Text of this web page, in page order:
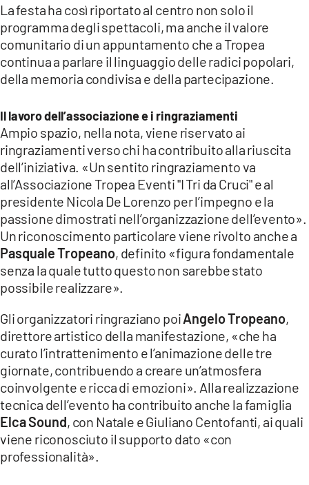
La festa ha così riportato al centro non solo il
programma degli spettacoli, ma anche il valore
comunitario di un appuntamento che a Tropea
continua a parlare il linguaggio delle radici popolari,
della memoria condivisa e della partecipazione.
Il lavoro dell’associazione e i ringraziamenti
Ampio spazio, nella nota, viene riservato ai
ringraziamenti verso chi ha contribuito alla riuscita
dell’iniziativa. «Un sentito ringraziamento va
all’Associazione Tropea Eventi "I Tri da Cruci" e al
presidente Nicola De Lorenzo per l’impegno e la
passione dimostrati nell’organizzazione dell’evento».
Un riconoscimento particolare viene rivolto anche a
Pasquale Tropeano, definito «figura fondamentale
senza la quale tutto questo non sarebbe stato
possibile realizzare».
Gli organizzatori ringraziano poiAngelo Tropeano,
direttore artistico della manifestazione, «che ha
curato l’intrattenimento e l’animazione delle tre
giornate, contribuendo a creare un’atmosfera
coinvolgente e ricca di emozioni». Alla realizzazione
tecnica dell’evento ha contribuito anche la famiglia
Elca Sound, con Natale e Giuliano Centofanti, ai quali
viene riconosciuto il supporto dato «con
professionalità».